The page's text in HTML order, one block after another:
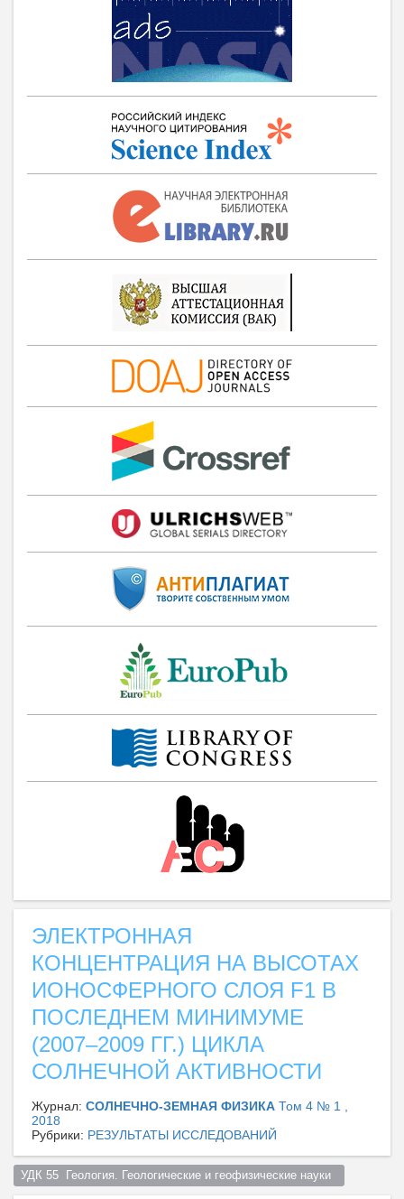
ЭЛЕКТРОННАЯ
КОНЦЕНТРАЦИЯ НА ВЫСОТАХ
ИОНОСФЕРНОГО СЛОЯ F1 В
ПОСЛЕДНЕМ МИНИМУМЕ
(2007–2009 ГГ.) ЦИКЛА
СОЛНЕЧНОЙ АКТИВНОСТИ
Журнал: СОЛНЕЧНО-ЗЕМНАЯ ФИЗИКА Том 4 № 1 ,
2018
Рубрики: РЕЗУЛЬТАТЫ ИССЛЕДОВАНИЙ
УДК 55  Геология. Геологические и геофизические науки